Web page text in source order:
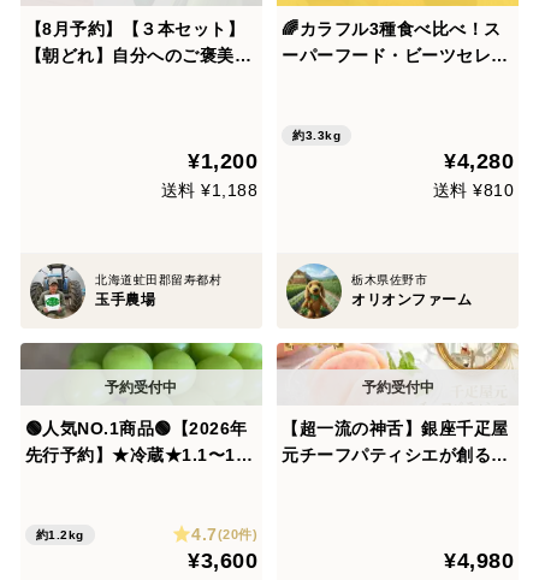
【8月予約】【３本セット】
【朝どれ】自分へのご褒美に
¥1,200
送料 ¥1,188
北海道虻田郡留寿都村
玉手農場
🌈カラフル3種食べ比べ！ス
ーパーフード・ビーツセレク
成肥料不使用｜✨
約3.3kg
¥4,280
送料 ¥810
栃木県佐野市
オリオンファーム
🟢人気NO.1商品🟢【2026年
先行予約】★冷蔵★1.1〜1.2
より順次発送！生産量日本一
約1.2kg 4.7(20件)
¥3,600
【超一流の神舌】銀座千疋屋
元チーフパティシエが創るブ
沢ギフト【朝どれ】【7月下
¥4,980